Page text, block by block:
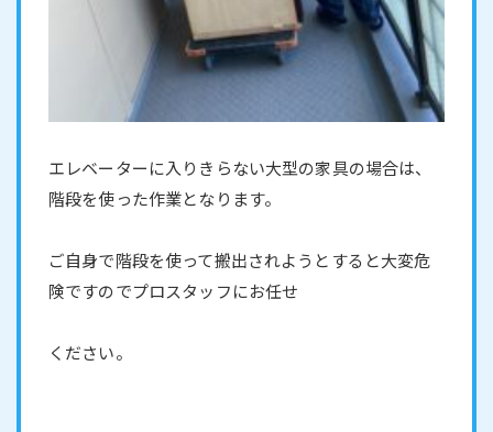
エレベーターに入りきらない大型の家具の場合は、
階段を使った作業となります。
ご自身で階段を使って搬出されようとすると大変危
険ですのでプロスタッフにお任せ
ください。